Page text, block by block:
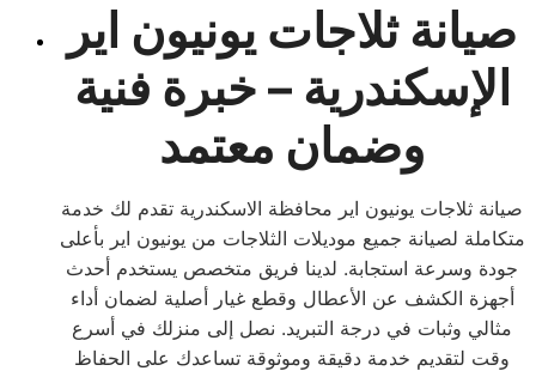
صيانة ثلاجات يونيون اير
الإسكندرية – خبرة فنية
وضمان معتمد
صيانة ثلاجات يونيون اير محافظة الاسكندرية تقدم لك خدمة
متكاملة لصيانة جميع موديلات الثلاجات من يونيون اير بأعلى
جودة وسرعة استجابة. لدينا فريق متخصص يستخدم أحدث
أجهزة الكشف عن الأعطال وقطع غيار أصلية لضمان أداء
مثالي وثبات في درجة التبريد. نصل إلى منزلك في أسرع
وقت لتقديم خدمة دقيقة وموثوقة تساعدك على الحفاظ